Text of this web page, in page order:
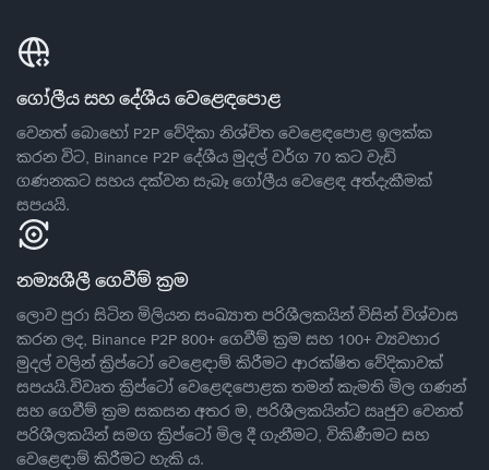
ගෝලීය සහ දේශීය වෙළෙඳපොළ
වෙනත් බොහෝ P2P වේදිකා නිශ්චිත වෙළෙඳපොළ ඉලක්ක
කරන විට, Binance P2P දේශීය මුදල් වර්ග 70 කට වැඩි
ගණනකට සහය දක්වන සැබෑ ගෝලීය වෙළෙඳ අත්දැකීමක්
සපයයි.
නම්‍යශීලී ගෙවීම් ක්‍රම
ලොව පුරා සිටින මිලියන සංඛ්‍යාත පරිශීලකයින් විසින් විශ්වාස
කරන ලද, Binance P2P 800+ ගෙවීම් ක්‍රම සහ 100+ ව්‍යවහාර
මුදල් වලින් ක්‍රිප්ටෝ වෙළෙඳාම් කිරීමට ආරක්ෂිත වේදිකාවක්
සපයයි.විවෘත ක්‍රිප්ටෝ වෙළෙඳපොළක තමන් කැමති මිල ගණන්
සහ ගෙවීම් ක්‍රම සකසන අතර ම, පරිශීලකයින්ට ඍජුව වෙනත්
පරිශීලකයින් සමග ක්‍රිප්ටෝ මිල දී ගැනීමට, විකිණීමට සහ
වෙළෙඳාම් කිරීමට හැකි ය.